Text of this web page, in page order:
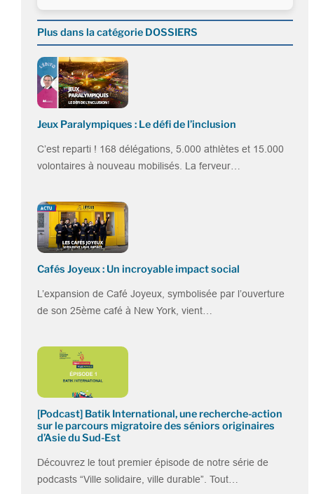
Plus dans la catégorie DOSSIERS
Jeux Paralympiques : Le défi de l’inclusion
C’est reparti ! 168 délégations, 5.000 athlètes et 15.000
volontaires à nouveau mobilisés. La ferveur…
Cafés Joyeux : Un incroyable impact social
L’expansion de Café Joyeux, symbolisée par l’ouverture
de son 25ème café à New York, vient…
[Podcast] Batik International, une recherche-action
sur le parcours migratoire des séniors originaires
d’Asie du Sud-Est
Découvrez le tout premier épisode de notre série de
podcasts “Ville solidaire, ville durable”. Tout…